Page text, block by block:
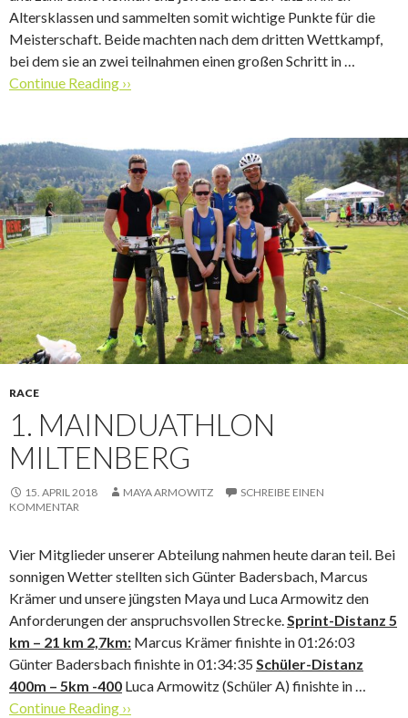
Altersklassen und sammelten somit wichtige Punkte für die
Meisterschaft. Beide machten nach dem dritten Wettkampf,
bei dem sie an zwei teilnahmen einen großen Schritt in …
Continue Reading ››
RACE
1. MAINDUATHLON
MILTENBERG
15. APRIL 2018 MAYA ARMOWITZ
SCHREIBE EINEN
KOMMENTAR
Vier Mitglieder unserer Abteilung nahmen heute daran teil. Bei
sonnigen Wetter stellten sich Günter Badersbach, Marcus
Krämer und unsere jüngsten Maya und Luca Armowitz den
Anforderungen der anspruchsvollen Strecke.Sprint-Distanz 5
km – 21 km 2,7km: Marcus Krämer finishte in 01:26:03
Günter Badersbach finishte in 01:34:35 Schüler-Distanz
400m – 5km -400 Luca Armowitz (Schüler A) finishte in …
Continue Reading ››